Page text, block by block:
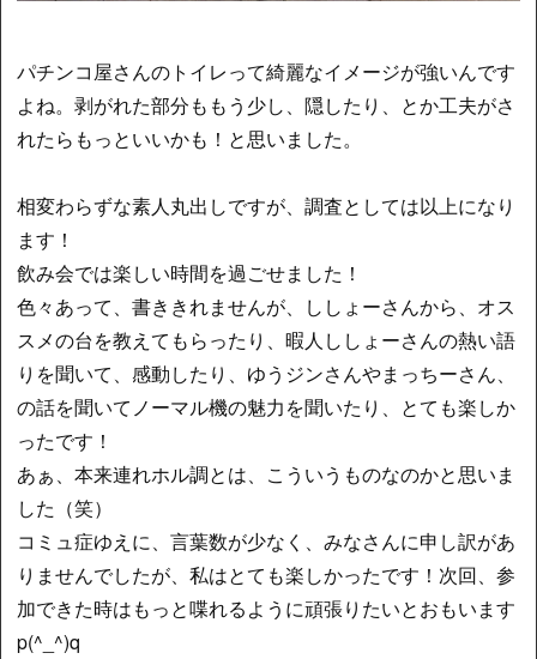
パチンコ屋さんのトイレって綺麗なイメージが強いんです
よね。剥がれた部分ももう少し、隠したり、とか工夫がさ
れたらもっといいかも！と思いました。
相変わらずな素人丸出しですが、調査としては以上になり
ます！
飲み会では楽しい時間を過ごせました！
色々あって、書ききれませんが、ししょーさんから、オス
スメの台を教えてもらったり、暇人ししょーさんの熱い語
りを聞いて、感動したり、ゆうジンさんやまっちーさん、
の話を聞いてノーマル機の魅力を聞いたり、とても楽しか
ったです！
あぁ、本来連れホル調とは、こういうものなのかと思いま
した（笑）
コミュ症ゆえに、言葉数が少なく、みなさんに申し訳があ
りませんでしたが、私はとても楽しかったです！次回、参
加できた時はもっと喋れるように頑張りたいとおもいます
p(^_^)q